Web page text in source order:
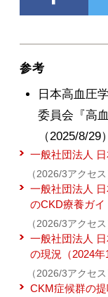
参考
日本高血圧
委員会『高
（2025/8/29）
一般社団法人
（2026/3アクセス
一般社団法人
のCKD療養ガイ
（2026/3アクセス
一般社団法人
の現況（2024年
（2026/3アクセス
CKM症候群の提